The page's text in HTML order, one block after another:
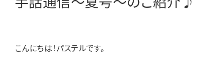
電話からのお問い合わせ
ウェブからのお問い合わせ
こんにちは！パステルです。